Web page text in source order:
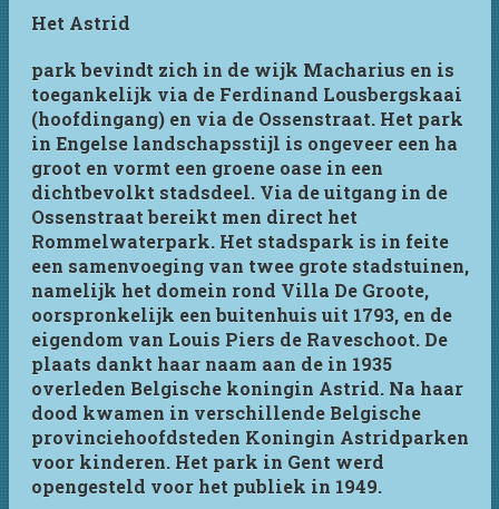
Het Astrid
park bevindt zich in de wijk Macharius en is
toegankelijk via de Ferdinand Lousbergskaai
(hoofdingang) en via de Ossenstraat. Het park
in Engelse landschapsstijl is ongeveer een ha
groot en vormt een groene oase in een
dichtbevolkt stadsdeel. Via de uitgang in de
Ossenstraat bereikt men direct het
Rommelwaterpark. Het stadspark is in feite
een samenvoeging van twee grote stadstuinen,
namelijk het domein rond Villa De Groote,
oorspronkelijk een buitenhuis uit 1793, en de
eigendom van Louis Piers de Raveschoot. De
plaats dankt haar naam aan de in 1935
overleden Belgische koningin Astrid. Na haar
dood kwamen in verschillende Belgische
provinciehoofdsteden Koningin Astridparken
voor kinderen. Het park in Gent werd
opengesteld voor het publiek in 1949.